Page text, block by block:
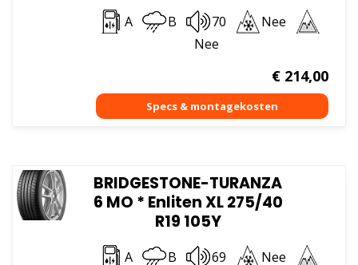
A B 70
Nee
Nee
€214,00
BRIDGESTONE-TURANZA
6 MO * Enliten XL 275/40
R19 105Y
A B 69 Nee